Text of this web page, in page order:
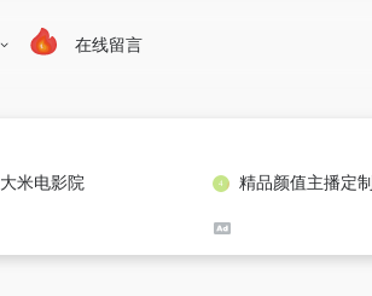
在线留言
大米电影院 精品颜值主播定制